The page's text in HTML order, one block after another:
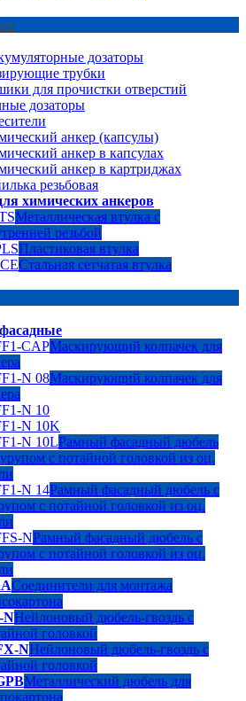
дозаторы
трубки
для прочистки отверстий
дозаторы
анкер (капсулы)
анкер в капсулах
анкер в картриджах
резьбовая
химических анкеров
Металлическая втулка с
резьбой
Пластиковая втулка
Стальная сетчатая втулка
CAPМаскирующий колпачек для
N 08Маскирующий колпачек для
N 10
N 10K
N 10LРамный фасадный дюбель
с потайной головкой из оц.
N 14Рамный фасадный дюбель с
с потайной головкой из оц.
NРамный фасадный дюбель с
с потайной головкой из оц.
Соединители для монтажа
NНейлоновый дюбель-гвоздь с
головкой
NНейлоновый дюбель-гвоздь с
головкой
Металлический дюбель для